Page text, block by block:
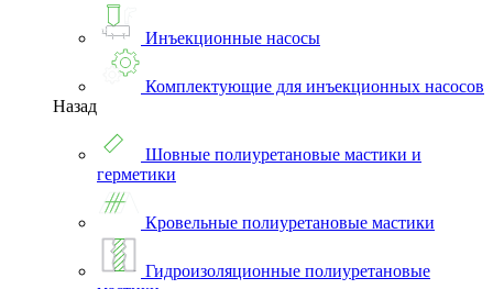
Инъекционные насосы
Комплектующие для инъекционных насосов
Назад
Шовные полиуретановые мастики и
герметики
Кровельные полиуретановые мастики
Гидроизоляционные полиуретановые